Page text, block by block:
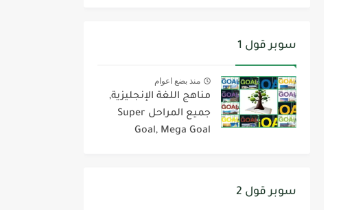
سوبر قول 1
منذ بضع اعوام
مناهج اللغة الإنجليزية,
جميع المراحل Super
Goal, Mega Goal
سوبر قول 2